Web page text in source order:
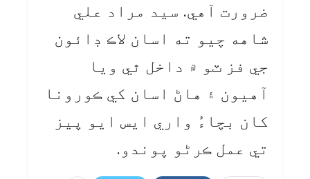
ضرورت آهي. سيد مراد علي
شاهه چيو ته اسان لاڪ ڊائون
جي فز ٽو ۾ داخل ٿي ويا
آهيون ۽ هاڻ اسان کي ڪورونا
کان بچاءُ واري ايس ايو پيز
تي عمل ڪرڻو پوندو.